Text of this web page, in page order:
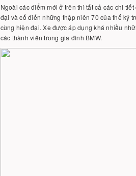
Ngoài các điểm mới ở trên thì tất cả các chi
đại và cổ điển những thập niên 70 của thế kỷ
cùng hiện đại. Xe được áp dụng khá nhiều
các thành viên trong gia đình BMW.